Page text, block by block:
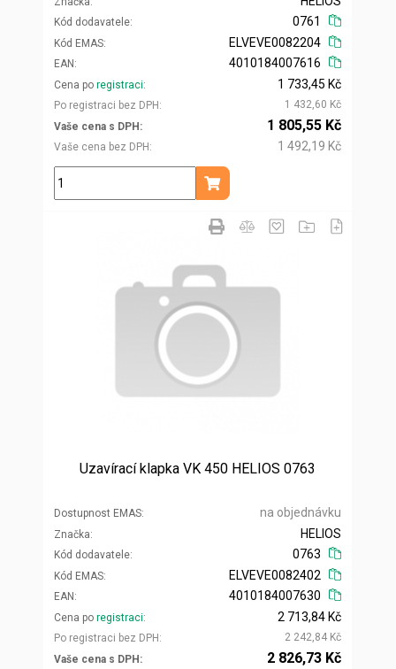
Kód dodavatele
0761
Kód EMAS
EAN
ELVEVE0082204
4010184007616
Cena po registraci
Po registraci bez DPH
1 733,45 Kč
1 432,60 Kč
Vaše cena s DPH
Vaše cena bez DPH
1 805,55 Kč
1 492,19 Kč
ks
Přidat do košíku
Uzavírací klapka VK 450 HELIOS 0763
Dostupnost EMAS na objednávku
Značka
Kód dodavatele
HELIOS
0763
Kód EMAS
EAN
ELVEVE0082402
4010184007630
Cena po registraci
Po registraci bez DPH
2 713,84 Kč
2 242,84 Kč
Vaše cena s DPH
2 826,73 Kč